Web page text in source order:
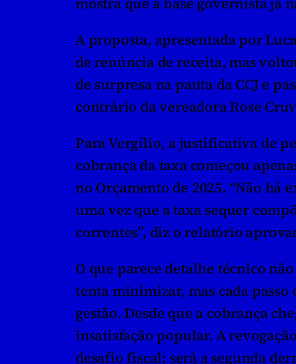
A proposta, apresentada por
de renúncia de receita, mas
de surpresa na pauta da CCJ e
contrário da vereadora Rose
Para Vergílio, a justificativa de
cobrança da taxa começou
no Orçamento de 2025. “Não há
uma vez que a taxa sequer
correntes”, diz o relatório
O que parece detalhe técnico
tenta minimizar, mas cada passo
gestão. Desde que a cobrança
insatisfação popular. A
desafio fiscal: será a segunda